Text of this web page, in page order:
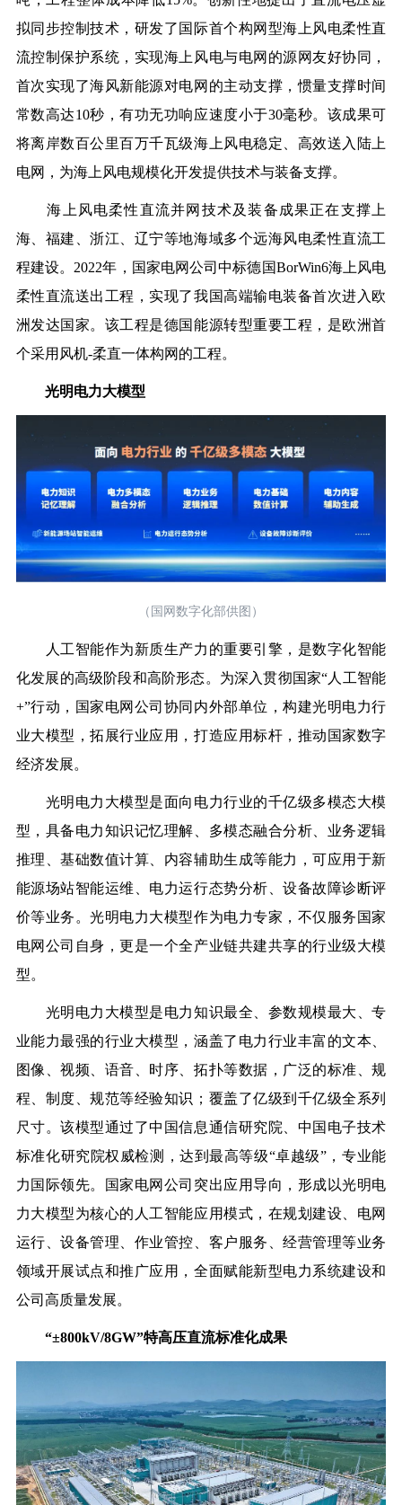
拟同步控制技术，研发了国际首个构网型海上风电柔性直
流控制保护系统，实现海上风电与电网的源网友好协同，
首次实现了海风新能源对电网的主动支撑，惯量支撑时间
常数高达10秒，有功无功响应速度小于30毫秒。该成果可
将离岸数百公里百万千瓦级海上风电稳定、高效送入陆上
电网，为海上风电规模化开发提供技术与装备支撑。
海上风电柔性直流并网技术及装备成果正在支撑上
海、福建、浙江、辽宁等地海域多个远海风电柔性直流工
程建设。2022年，国家电网公司中标德国BorWin6海上风电
柔性直流送出工程，实现了我国高端输电装备首次进入欧
洲发达国家。该工程是德国能源转型重要工程，是欧洲首
个采用风机-柔直一体构网的工程。
光明电力大模型
（国网数字化部供图）
人工智能作为新质生产力的重要引擎，是数字化智能
化发展的高级阶段和高阶形态。为深入贯彻国家“人工智能
+”行动，国家电网公司协同内外部单位，构建光明电力行
业大模型，拓展行业应用，打造应用标杆，推动国家数字
经济发展。
光明电力大模型是面向电力行业的千亿级多模态大模
型，具备电力知识记忆理解、多模态融合分析、业务逻辑
推理、基础数值计算、内容辅助生成等能力，可应用于新
能源场站智能运维、电力运行态势分析、设备故障诊断评
价等业务。光明电力大模型作为电力专家，不仅服务国家
电网公司自身，更是一个全产业链共建共享的行业级大模
型。
光明电力大模型是电力知识最全、参数规模最大、专
业能力最强的行业大模型，涵盖了电力行业丰富的文本、
图像、视频、语音、时序、拓扑等数据，广泛的标准、规
程、制度、规范等经验知识；覆盖了亿级到千亿级全系列
尺寸。该模型通过了中国信息通信研究院、中国电子技术
标准化研究院权威检测，达到最高等级“卓越级”，专业能
力国际领先。国家电网公司突出应用导向，形成以光明电
力大模型为核心的人工智能应用模式，在规划建设、电网
运行、设备管理、作业管控、客户服务、经营管理等业务
领域开展试点和推广应用，全面赋能新型电力系统建设和
公司高质量发展。
“±800kV/8GW”特高压直流标准化成果